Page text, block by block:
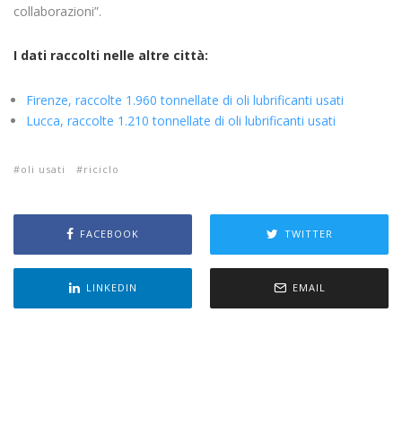
collaborazioni”.
I dati raccolti nelle altre città:
Firenze, raccolte 1.960 tonnellate di oli lubrificanti usati
Lucca, raccolte 1.210 tonnellate di oli lubrificanti usati
oli usati riciclo
FACEBOOK TWITTER
LINKEDIN EMAIL